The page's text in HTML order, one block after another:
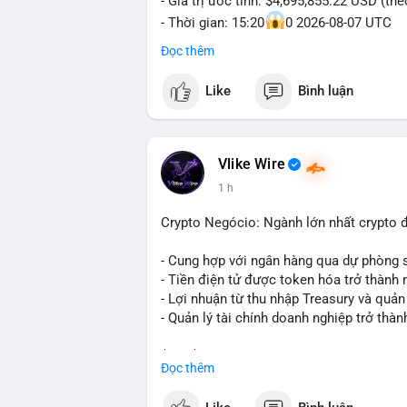
- Thời gian: 15:20
0 2026-08-07 UTC
Nhận định phân tích hành vi của Cá voi
triệu USD được dồn vào một giao dịch
không phải hành động phân tán nhỏ
hạn có thể gia tăng, ảnh hưởng đến
vì thoát ra.
Lời khuyên ngắn gọn cho nhà đầu tư
trong 24-48 giờ tới. Đừng vội hành
lẻ; hãy quan sát thêm các lệnh tiếp
chỉnh vị thế.
#72dot2609btc #4triệu7usd
Đọc thêm
Like Bình luận
Vlike Wire
1 h
Crypto Negócio: Ngành lớn nhất crypto
- Cung hợp với ngân hàng qua dự phòng
- Tiền điện tử được token hóa trở thành
- Lợi nhuận từ thu nhập Treasury và
- Quản lý tài chính doanh nghiệp trở
Đọc thêm